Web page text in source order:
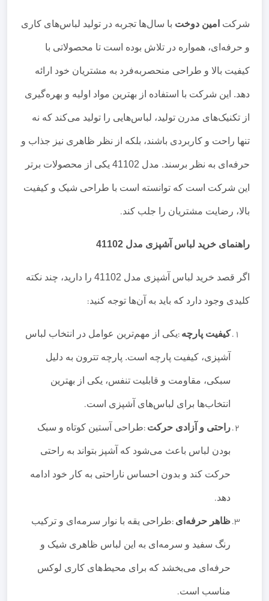
شرکت امین دوخت با سال‌ها تجربه در تولید لباس‌های کاری
و حرفه‌ای، همواره در تلاش بوده است تا محصولاتی با
کیفیت بالا و طراحی منحصربه‌فرد به مشتریان خود ارائه
دهد. این شرکت با استفاده از بهترین مواد اولیه و بهره‌گیری
از تکنیک‌های مدرن تولید، لباس‌هایی را تولید می‌کند که نه
تنها راحت و کاربردی باشند، بلکه از نظر ظاهری نیز جذاب و
حرفه‌ای به نظر برسند. مدل 41102 یکی از محصولات برتر
این شرکت است که توانسته است با طراحی شیک و کیفیت
بالا، رضایت مشتریان را جلب کند.
راهنمای خرید لباس آشپزی مدل 41102
اگر قصد خرید لباس آشپزی مدل 41102 را دارید، چند نکته
کلیدی وجود دارد که باید به آن‌ها توجه کنید:
کیفیت پارچه :یکی از مهم‌ترین عوامل در انتخاب لباس
آشپزی، کیفیت پارچه است. پارچه تترون به دلیل
سبکی، مقاومت و قابلیت تنفس، یکی از بهترین
انتخاب‌ها برای لباس‌های آشپزی است.
راحتی و آزادی حرکت :طراحی آستین کوتاه و سبک
بودن لباس باعث می‌شود که آشپز بتواند به راحتی
حرکت کند و بدون احساس ناراحتی به کار خود ادامه
دهد.
ظاهر حرفه‌ای :طراحی یقه با نوار سرمه‌ای و ترکیب
رنگ سفید و سرمه‌ای به این لباس ظاهری شیک و
حرفه‌ای می‌بخشد که برای محیط‌های کاری لوکس
مناسب است.